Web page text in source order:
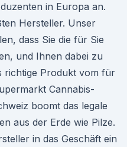
in Europa an.
Hersteller. Unser
dass Sie die für Sie
und Ihnen dabei zu
richtige Produkt vom für
Cannabis-
boomt das legale
aus der Erde wie Pilze.
in das Geschäft ein